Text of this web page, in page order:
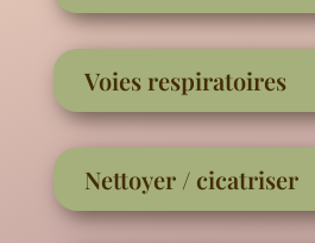
Voies respiratoires
Nettoyer / cicatriser